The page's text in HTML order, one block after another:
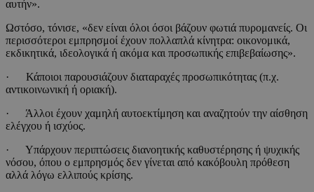
αυτήν».
Ωστόσο, τόνισε, «δεν είναι όλοι όσοι βάζουν φωτιά πυρομανείς. Οι
περισσότεροι εμπρησμοί έχουν πολλαπλά κίνητρα: οικονομικά,
εκδικητικά, ιδεολογικά ή ακόμα και προσωπικής επιβεβαίωσης».
· Κάποιοι παρουσιάζουν διαταραχές προσωπικότητας (π.χ.
αντικοινωνική ή οριακή).
· Άλλοι έχουν χαμηλή αυτοεκτίμηση και αναζητούν την αίσθηση
ελέγχου ή ισχύος.
· Υπάρχουν περιπτώσεις διανοητικής καθυστέρησης ή ψυχικής
νόσου, όπου ο εμπρησμός δεν γίνεται από κακόβουλη πρόθεση
αλλά λόγω ελλιπούς κρίσης.